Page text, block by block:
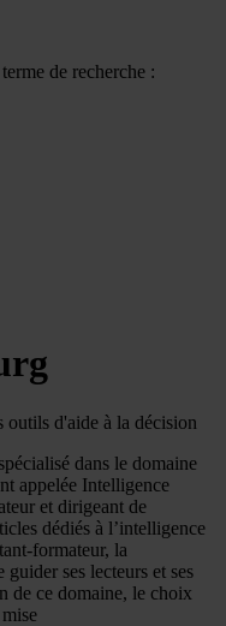
de recherche :
outils d'aide à la décision
dans le domaine
appelée Intelligence
et dirigeant de
dédiés à l’intelligence
formateur, la
ses lecteurs et ses
de ce domaine, le choix